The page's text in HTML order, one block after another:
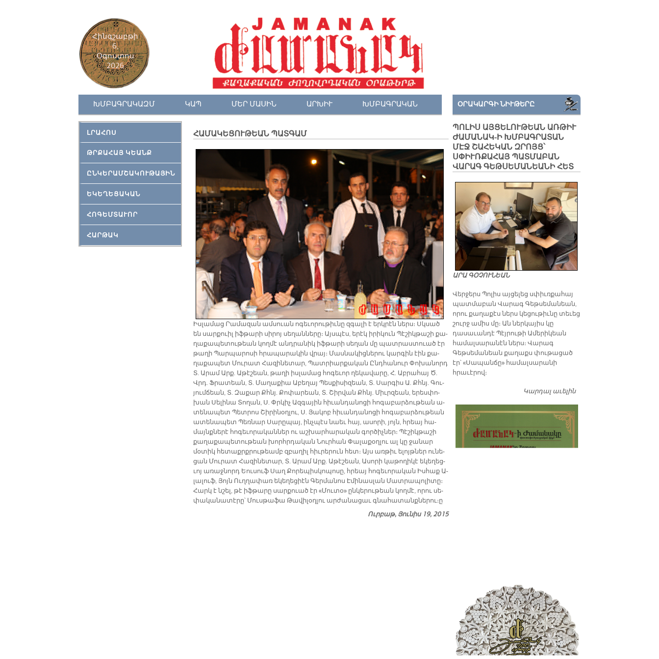
Հինգշաբթի
6,
Օգոստոս
2026
ԽՄԲԱԳՐԱԿԱԶՄ ԿԱՊ ՄԵՐ ՄԱՍԻՆ ԱՐԽԻՒ ԽՄԲԱԳՐԱԿԱՆ
ԼՐԱՀՈՍ
ԹՐՔԱՀԱՅ ԿԵԱՆՔ
ԸՆԿԵՐԱՄՇԱԿՈՒԹԱՅԻՆ
ԵԿԵՂԵՑԱԿԱՆ
ՀՈԳԵՄՏԱՒՈՐ
ՀԱՐԹԱԿ
ՀԱՄԱԿԵՑՈՒԹԵԱՆ ՊԱՏԳԱՄ
Իս­լա­մաց Րա­մա­զան ամ­սուան ո­գե­ւո­րու­թիւ­նը զգա­լի է երկ­րէն ներս։ Սկսած
են սար­քուիլ իֆ­թա­րի սի­րոյ սե­ղան­նե­րը։ Այս­պէս, ե­րէկ ի­րի­կուն Պէ­շիկ­թա­շի քա­
ղա­քա­պե­տու­թեան կող­մէ անդ­րա­նիկ իֆ­թա­րի սե­ղան մը պատ­րաստո­ւած էր
թա­ղի Պար­պա­րո­սի հրա­պա­րա­կին վրայ։ Մաս­նա­կից­նե­րու կար­գին էին քա­
ղա­քա­պետ Մու­րատ Հա­զի­նե­տար, Պատ­րիար­քա­կան Ընդ­հա­նուր Փո­խա­նորդ
Տ. Ա­րամ Արք. Ա­թէ­շեան, թա­ղի իս­լա­մաց հո­գե­ւոր ղե­կա­վա­րը, Հ. Աբ­րա­հայ Ծ.
Վրդ. Ֆրա­տեան, Տ. Մա­ղա­քիա Ա­բե­ղայ Պես­քի­սի­զեան, Տ. Սար­գիս Ա. Քհնյ. Գու­
յում­ճեան, Տ. Զա­քար Քհնյ. Քո­փա­րեան, Տ. Շիր­վան Քհնյ. Միւր­զեան, ե­րես­փո­
խան Սե­լի­նա Տո­ղան, Ս. Փրկիչ Ազ­գա­յին հի­ւան­դա­նո­ցի հո­գա­բար­ձու­թեան ա­
տե­նա­պետ Պետ­րոս Շի­րի­նօղ­լու, Ս. Յա­կոբ հի­ւան­դա­նո­ցի հո­գա­բար­ձու­թեան
ա­տե­նա­պետ Պեռ­նար Սա­րը­պայ, ինչ­պէս նաեւ հայ, ա­սո­րի, յոյն, հրեայ հա­
մայնք­նե­րէ հո­գե­ւո­րա­կան­ներ ու աշ­խար­հա­րա­կան գոր­ծիչ­ներ։ Պէշիկթաշի
քաղաքապետութեան խորհրդական Նուրհան Փալաքօղլու ալ կը ջանար
մօտիկ հետաքրքրութեամբ զբաղիլ հիւրերուն հետ։ Այս առ­թիւ ե­լոյթ­ներ ու­նե­
ցան Մու­րատ Հա­զի­նե­տար, Տ. Ա­րամ Արք. Ա­թէ­շեան, Ա­սո­րի կա­թո­ղի­կէ ե­կե­ղեց­
ւոյ ա­ռաջ­նորդ Եու­սուֆ Սաղ Քո­րե­պիս­կո­պո­սը, հրեայ հո­գե­ւո­րա­կան Իս­հաք Ա­
լա­լուֆ, Յոյն Ուղ­ղա­փառ ե­կե­ղե­ցիէն Գեր­մա­նոս Է­մի­նաս­լան Մատ­րա­պո­լի­տը։
Հարկ է նշել, թէ իֆ­թա­րը սար­քուած էր «Մու­տօ» ըն­կե­րու­թեան կող­մէ, ո­րու սե­
փա­կա­նա­տէ­րը՝ Մուս­թա­ֆա Թա­վի­լօղ­լու ար­ժա­նա­ցաւ գնա­հա­տանք­նե­րու։ը
Ուրբաթ, Յունիս 19, 2015
ՕՐԱԿԱՐԳԻ ՆԻՒԹԵՐԸ
ՊՈԼԻՍ ԱՅՑԵԼՈՒԹԵԱՆ ԱՌԹԻՒ
ԺԱՄԱՆԱԿ-Ի ԽՄԲԱԳՐԱՏԱՆ
ՄԷՋ ՇԱՀԵԿԱՆ ԶՐՈՅՑ՝
ՍՓԻՒՌՔԱՀԱՅ ՊԱՏՄԱԲԱՆ
ՎԱՐԱԳ ԳԵԹՍԵՄԱՆԵԱՆԻ ՀԵՏ
ԱՐԱ ԳՕՉՈՒՆԵԱՆ
Վերջերս Պոլիս այցելեց սփիւռքահայ
պատմաբան Վարագ Գեթսեմանեան,
որու քաղաքէս ներս կեցութիւնը տեւեց
շուրջ ամիս մը։ Ան ներկայիս կը
դասաւանդէ Պէյրութի Ամերիկեան
համալսարանէն ներս։ Վարագ
Գեթսեմանեան քաղաքս փութացած
էր՝ «Սապանճը» համալսարանի
հրաւէրով։
Կարդալ աւելինՊոլիս այցելութեան
Գեթսեմանեանի հետ